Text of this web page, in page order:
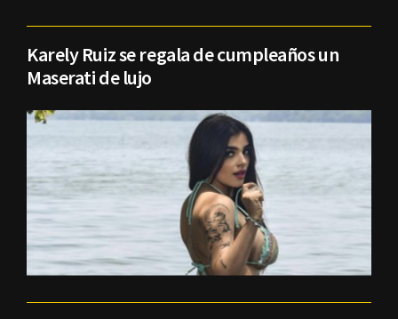
Karely Ruiz se regala de cumpleaños un
Maserati de lujo